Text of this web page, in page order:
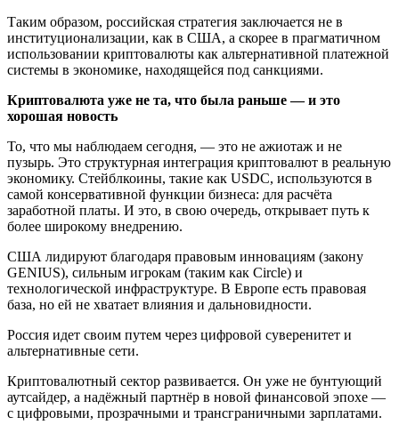
Таким образом, российская стратегия заключается не в
институционализации, как в США, а скорее в прагматичном
использовании криптовалюты как альтернативной платежной
системы в экономике, находящейся под санкциями.
Криптовалюта уже не та, что была раньше — и это
хорошая новость
То, что мы наблюдаем сегодня, — это не ажиотаж и не
пузырь. Это структурная интеграция криптовалют в реальную
экономику. Стейблкоины, такие как USDC, используются в
самой консервативной функции бизнеса: для расчёта
заработной платы. И это, в свою очередь, открывает путь к
более широкому внедрению.
США лидируют благодаря правовым инновациям (закону
GENIUS), сильным игрокам (таким как Circle) и
технологической инфраструктуре. В Европе есть правовая
база, но ей не хватает влияния и дальновидности.
Россия идет своим путем через цифровой суверенитет и
альтернативные сети.
Криптовалютный сектор развивается. Он уже не бунтующий
аутсайдер, а надёжный партнёр в новой финансовой эпохе —
с цифровыми, прозрачными и трансграничными зарплатами.